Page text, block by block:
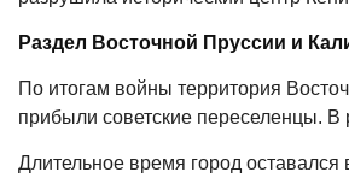
Раздел Восточной Пруссии и
По итогам войны территория
прибыли советские переселенцы. В
Длительное время город